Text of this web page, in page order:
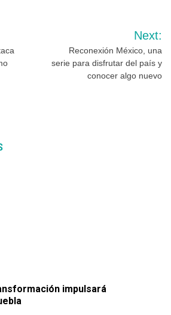
Next:
Reconexión México, una
serie para disfrutar del país y
conocer algo nuevo
impulsará